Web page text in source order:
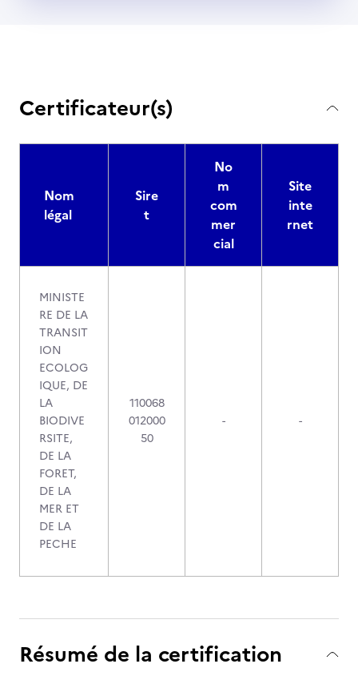
Certificateur(s)
Nom
légal
Sire
t
No
m
com
mer
cial
Site
inte
rnet
MINISTE
RE DE LA
TRANSIT
ION
ECOLOG
IQUE, DE
LA
BIODIVE
RSITE,
DE LA
FORET,
DE LA
MER ET
DE LA
PECHE
110068
012000
50
- -
Résumé de la certification